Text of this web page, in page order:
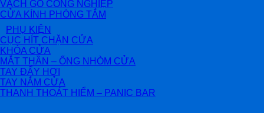
VÁCH GỖ CÔNG NGHIỆP
CỬA KÍNH PHÒNG TẮM
PHỤ KIỆN
CỤC HÍT CHẶN CỬA
KHÓA CỬA
MẮT THẦN – ỐNG NHÒM CỬA
TAY ĐẨY HƠI
TAY NẮM CỬA
THANH THOÁT HIỂM – PANIC BAR